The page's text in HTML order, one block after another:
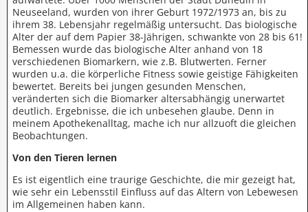
Neuseeland, wurden von ihrer Geburt 1972/1973 an, bis zu
ihrem 38. Lebensjahr regelmäßig untersucht. Das biologische
Alter der auf dem Papier 38-Jährigen, schwankte von 28 bis 61!
Bemessen wurde das biologische Alter anhand von 18
verschiedenen Biomarkern, wie z.B. Blutwerten. Ferner
wurden u.a. die körperliche Fitness sowie geistige Fähigkeiten
bewertet. Bereits bei jungen gesunden Menschen,
veränderten sich die Biomarker altersabhängig unerwartet
deutlich. Ergebnisse, die ich unbesehen glaube. Denn in
meinem Apothekenalltag, mache ich nur allzuoft die gleichen
Beobachtungen.
Von den Tieren lernen
Es ist eigentlich eine traurige Geschichte, die mir gezeigt hat,
wie sehr ein Lebensstil Einfluss auf das Altern von Lebewesen
im Allgemeinen haben kann.